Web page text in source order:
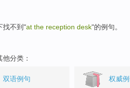
找不到"at the reception desk"的例句。
分类：
双语例句 权威